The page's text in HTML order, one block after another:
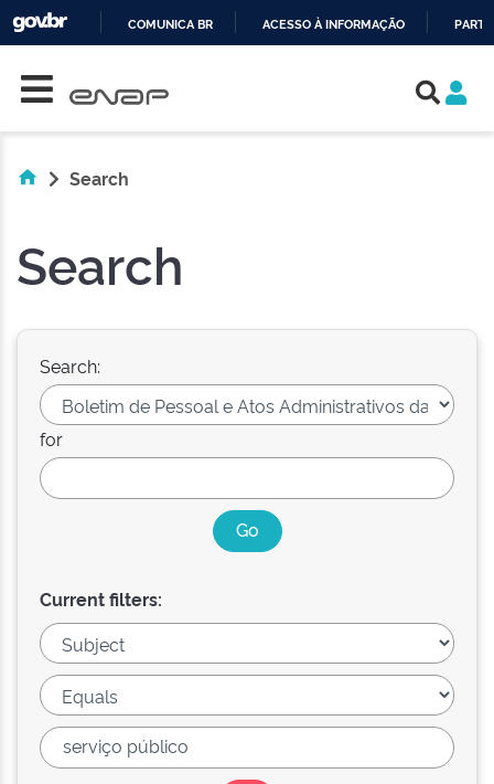
COMUNICA BR ACESSO À INFORMAÇÃO
Search
Search
Search:
for
Current filters: